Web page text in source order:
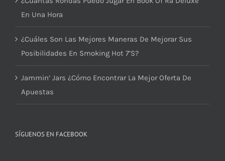
En Una Hora
¿Cuáles Son Las Mejores Maneras De Mejorar Sus
Posibilidades En Smoking Hot 7’S?
Jammin’ Jars ¿Cómo Encontrar La Mejor Oferta De
Apuestas
SÍGUENOS EN FACEBOOK